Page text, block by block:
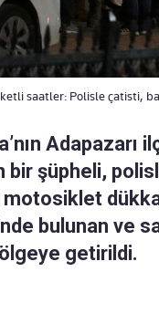
saatler: Polisle çatisti,
Adapazarı
bir şüpheli,
motosiklet
bulunan ve
getirildi.